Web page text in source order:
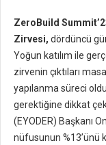
ZeroBuild
Zirvesi, dördüncü
Yoğun katılım ile
zirvenin çıktıları
yapılanma süreci
gerektiğine dikkat
(EYODER) Başkanı
nüfusunun %13’ünü